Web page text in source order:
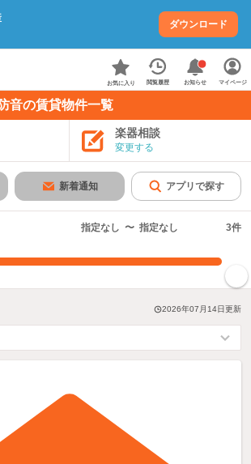
ダウンロード
お気に入り 閲覧履歴 お知らせ マイページ
音の賃貸物件一覧
楽器相談
変更する
新着通知 アプリで探す
指定なし 〜 指定なし 3件
2026年07月14日更新